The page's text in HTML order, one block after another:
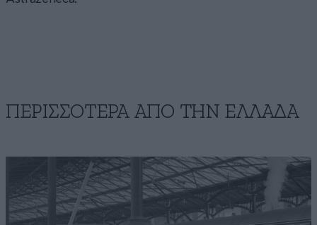
ΠΕΡΙΣΣΟΤΕΡΑ ΑΠΟ ΤΗΝ ΕΛΛΑΔΑ